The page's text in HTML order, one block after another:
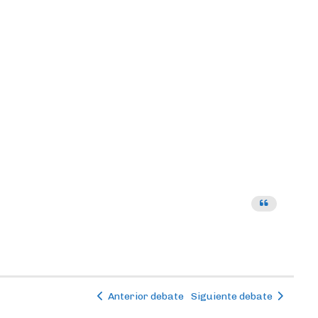
Anterior debate Siguiente debate